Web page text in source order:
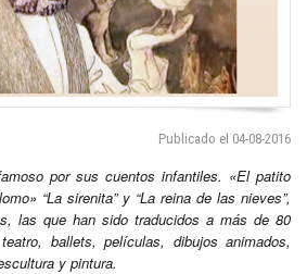
Publicado el 04-08-2016
por sus cuentos infantiles. «El patito
“La sirenita” y “La reina de las nieves”,
las que han sido traducidos a más de 80
ballets, películas, dibujos animados,
y pintura.